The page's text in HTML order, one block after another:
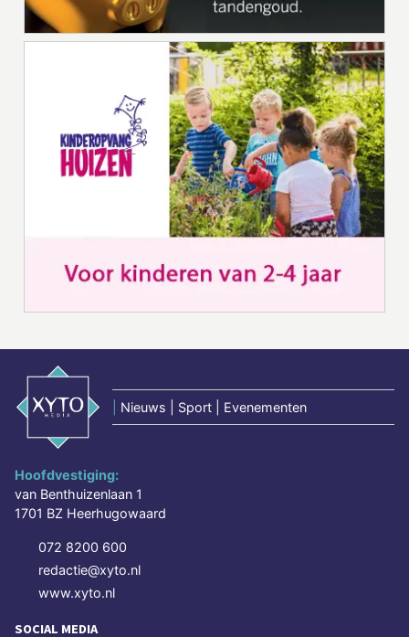
Nieuws | Sport | Evenementen
Hoofdvestiging:
van Benthuizenlaan 1
1701 BZ Heerhugowaard
072 8200 600
redactie@xyto.nl
www.xyto.nl
SOCIAL MEDIA